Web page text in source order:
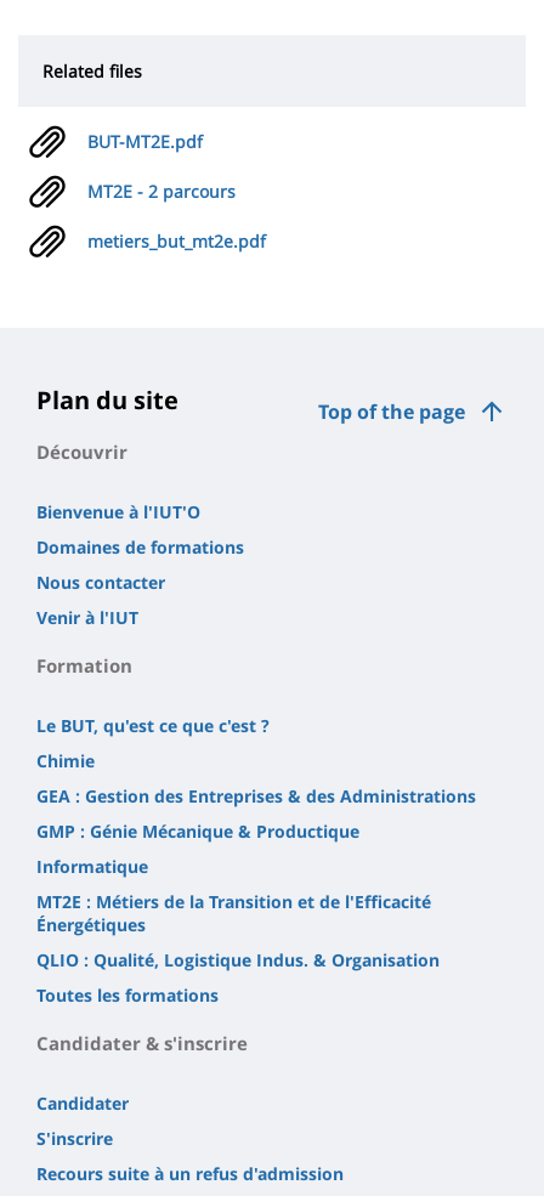
Related files
BUT-MT2E.pdf
MT2E - 2 parcours
metiers_but_mt2e.pdf
Top of the page
Plan du site
Découvrir
Bienvenue à l'IUT'O
Domaines de formations
Nous contacter
Venir à l'IUT
Formation
Le BUT, qu'est ce que c'est ?
Chimie
GEA : Gestion des Entreprises & des Administrations
GMP : Génie Mécanique & Productique
Informatique
MT2E : Métiers de la Transition et de l'Efficacité
Énergétiques
QLIO : Qualité, Logistique Indus. & Organisation
Toutes les formations
Candidater & s'inscrire
Candidater
S'inscrire
Recours suite à un refus d'admission